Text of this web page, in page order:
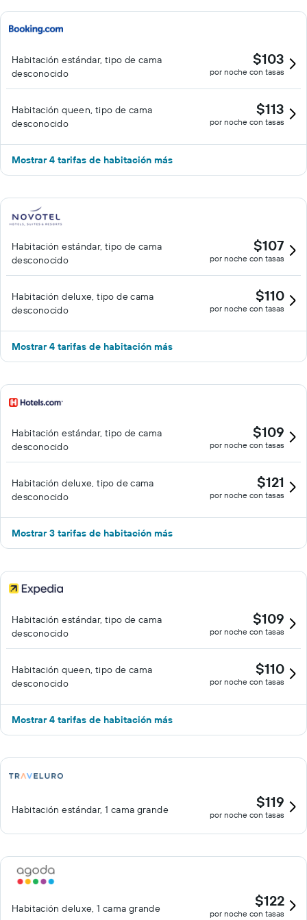
Habitación estándar, tipo de cama
desconocido
$103
por noche con tasas
Habitación queen, tipo de cama
desconocido
$113
por noche con tasas
Mostrar 4 tarifas de habitación más
Habitación estándar, tipo de cama
desconocido
$107
por noche con tasas
Habitación deluxe, tipo de cama
desconocido
$110
por noche con tasas
Mostrar 4 tarifas de habitación más
Habitación estándar, tipo de cama
desconocido
$109
por noche con tasas
Habitación deluxe, tipo de cama
desconocido
$121
por noche con tasas
Mostrar 3 tarifas de habitación más
Habitación estándar, tipo de cama
desconocido
$109
por noche con tasas
Habitación queen, tipo de cama
desconocido
$110
por noche con tasas
Mostrar 4 tarifas de habitación más
Habitación estándar, 1 cama grande $119
por noche con tasas
Habitación deluxe, 1 cama grande $122
por noche con tasas